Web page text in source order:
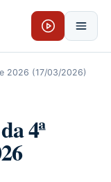
2026 (17/03/2026)
4ª